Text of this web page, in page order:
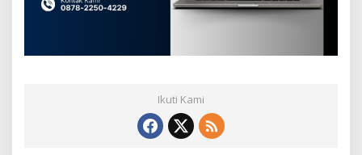
Ikuti Kami